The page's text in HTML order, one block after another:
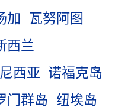
加
瓦努阿图
西兰
西亚 诺福克岛
门群岛 纽埃岛